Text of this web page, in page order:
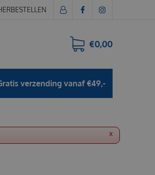
€0,00
verzending vanaf €49,-
x